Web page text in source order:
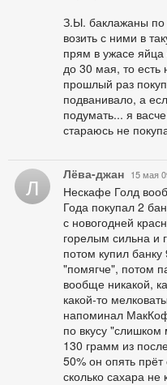
З.Ы. баклажаны по
возить с ними в
прям в ужасе яйца
до 30 мая, то
прошлый раз
подванивало, а
подумать... я
стараюсь не
Л Лёва-джан 15 мая
Нескафе Голд
Года покупал 2
с новогодней
горелым сильна и
потом купил
"помягче", потом
вообще никакой,
какой-то
напоминал
по вкусу "слишком
130 грамм из
50% он опять
сколько сахара не